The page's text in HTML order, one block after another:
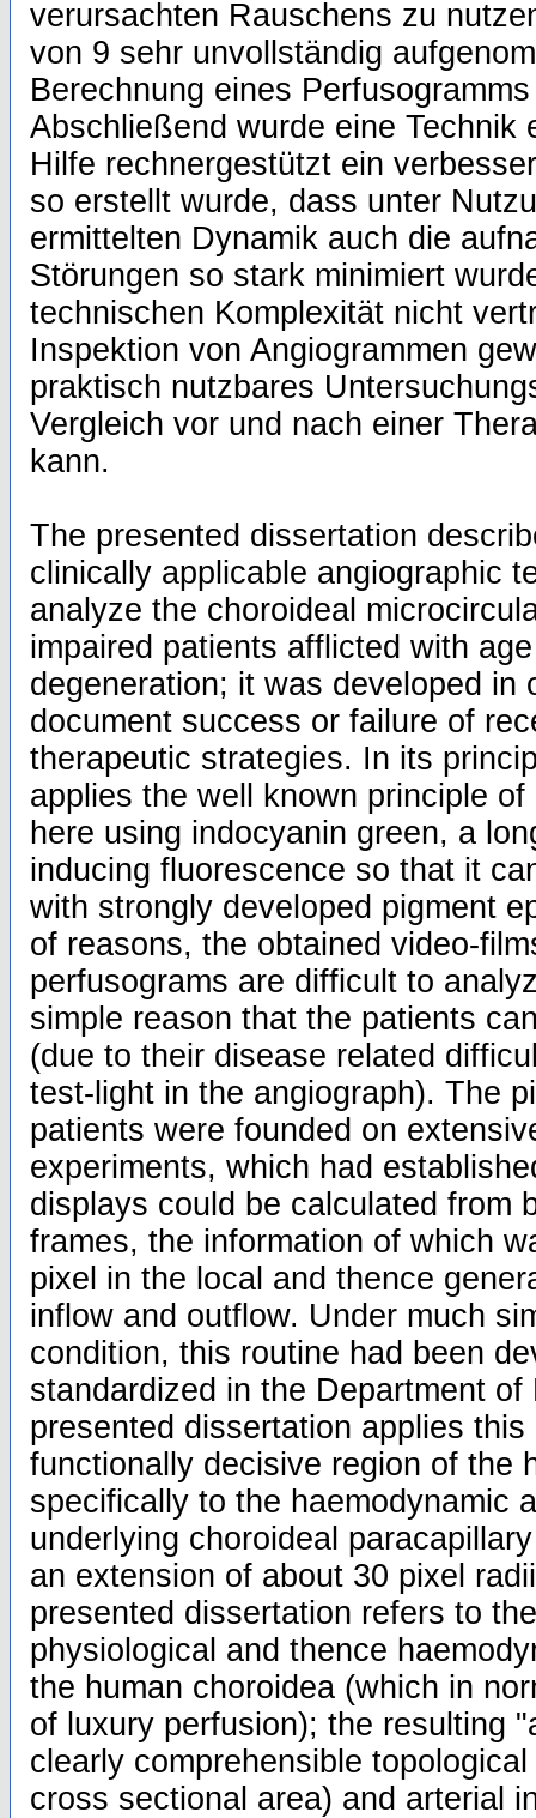
verursachten Rauschens zu
von 9 sehr unvollständig
Berechnung eines
Abschließend wurde eine Technik
Hilfe rechnergestützt ein
so erstellt wurde, dass unter
ermittelten Dynamik auch die
Störungen so stark minimiert
technischen Komplexität nicht
Inspektion von Angiogrammen
praktisch nutzbares
Vergleich vor und nach einer
kann.
The presented dissertation
clinically applicable angiographic
analyze the choroideal
impaired patients afflicted with
degeneration; it was developed in
document success or failure of
therapeutic strategies. In its
applies the well known principle
here using indocyanin green, a
inducing fluorescence so that it
with strongly developed pigment
of reasons, the obtained video-
perfusograms are difficult to
simple reason that the patients
(due to their disease related
test-light in the angiograph). The
patients were founded on
experiments, which had
displays could be calculated from
frames, the information of which
pixel in the local and thence
inflow and outflow. Under much
condition, this routine had been
standardized in the Department of
presented dissertation applies
functionally decisive region of the
specifically to the haemodynamic
underlying choroideal
an extension of about 30 pixel
presented dissertation refers to
physiological and thence
the human choroidea (which in
of luxury perfusion); the resulting
clearly comprehensible
cross sectional area) and arterial